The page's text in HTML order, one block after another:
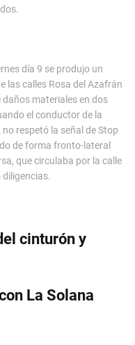
día 9 se produjo un
las calles Rosa del Azafrán
materiales en dos
el conductor de la
respetó la señal de Stop
de forma fronto-lateral
que circulaba por la calle
cinturón y
La Solana